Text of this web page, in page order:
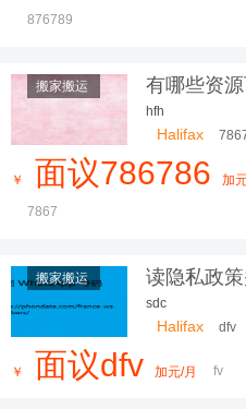
876789
搬家搬运
有哪些资
营销的更多
hfh
Halifax
￥ 面议786786 加
7867
搬家搬运
读隐私政
隐私政
sdc
Halifax dfv
￥ 面议dfv 加元/月 fv